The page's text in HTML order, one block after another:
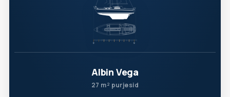
Albin Vega
27 m² purjesid